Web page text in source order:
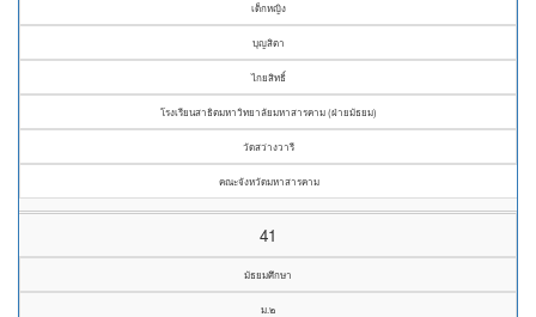
เด็กหญิง
บุญสิตา
ไกยสิทธิ์
โรงเรียนสาธิตมหาวิทยาลัยมหาสารคาม (ฝ่ายมัธยม)
วัดสว่างวารี
คณะจังหวัดมหาสารคาม
41
มัธยมศึกษา
ม.๒